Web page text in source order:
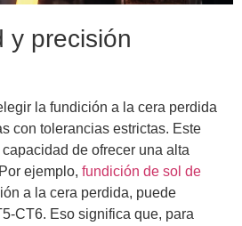
y precisión
la fundición a la cera perdida
con tolerancias estrictas. Este
de ofrecer una alta
ejemplo, fundición de sol de
a la cera perdida, puede
CT6. Eso significa que, para